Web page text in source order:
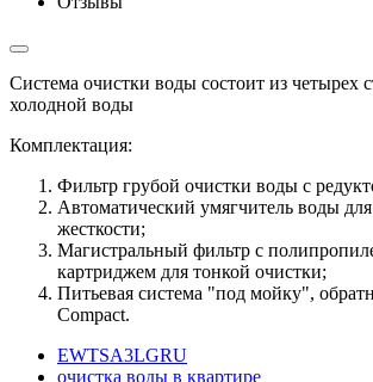
Система очистки воды состоит из четырех
холодной воды
Комплектация:
Фильтр грубой очистки воды с
Автоматический умягчитель воды
жесткости;
Магистральный фильтр с
картриджем для тонкой очистки;
Питьевая система "под мойку",
Compact.
EWTSA3LGRU
очистка воды в квартире